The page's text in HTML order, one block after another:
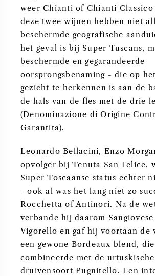
weer Chianti of Chianti Classico
deze twee wijnen hebben niet
beschermde geografische
het geval is bij Super Tuscans,
beschermde en gegarandeerde
oorsprongsbenaming - die op
gezicht te herkennen is aan de
de hals van de fles met de drie
(Denominazione di Origine
Garantita).
Leonardo Bellacini, Enzo
opvolger bij Tenuta San Felice,
Super Toscaanse status echter
- ook al was het lang niet zo
Rocchetta of Antinori. Na de
verbande hij daarom
Vigorello en gaf hij voortaan de
een gewone Bordeaux blend,
combineerde met de urtuskische
druivensoort Pugnitello. Een